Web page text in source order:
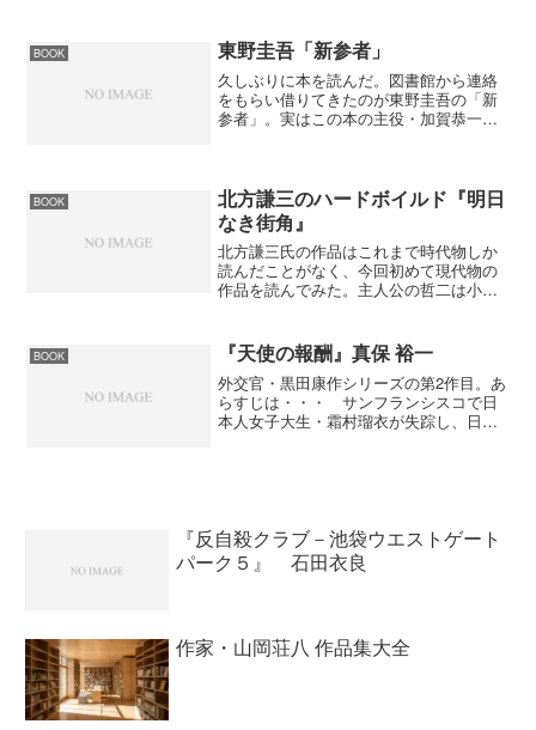
７人衆と総兵衛の対決が見もの。まるで
影の軍団のようになってき...
BOOK 東野圭吾「新参者」
久しぶりに本を読んだ。図書館から連絡
をもらい借りてきたのが東野圭吾の「新
参者」。実はこの本の主役・加賀恭一郎
一郎シリーズの最新版とい...
BOOK
北方謙三のハードボイルド『明日
なき街角』
北方謙三氏の作品はこれまで時代物しか
読んだことがなく、今回初めて現代物の
作品を読んでみた。主人公の哲二は小さ
として生きている。哲二は２１歳という
年の割には老成しているよ...
BOOK 『天使の報酬』真保 裕一
外交官・黒田康作シリーズの第2作目。あ
らすじは・・・ サンフランシスコで日
本人女子大生・霜村瑠衣が失踪し、日本
『反自殺クラブ－池袋ウエストゲート
パーク５』 石田衣良
作家・山岡荘八 作品集大全